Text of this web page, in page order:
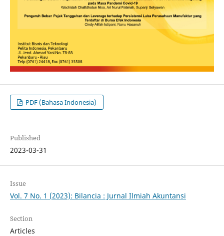
PDF (Bahasa Indonesia)
Published
2023-03-31
Issue
Vol. 7 No. 1 (2023): Bilancia : Jurnal Ilmiah Akuntansi
Section
Articles